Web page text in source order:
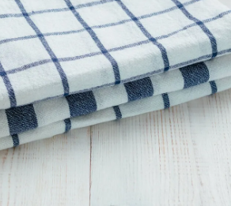
и полотенца станут кипенно-белыми:
отбеливают кухонный текстиль